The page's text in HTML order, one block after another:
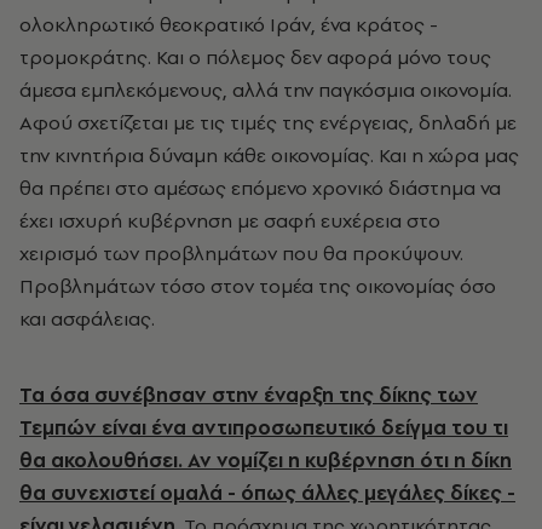
ολοκληρωτικό θεοκρατικό Ιράν, ένα κράτος -
τρομοκράτης. Και ο πόλεμος δεν αφορά μόνο τους
άμεσα εμπλεκόμενους, αλλά την παγκόσμια οικονομία.
Αφού σχετίζεται με τις τιμές της ενέργειας, δηλαδή με
την κινητήρια δύναμη κάθε οικονομίας. Και η χώρα μας
θα πρέπει στο αμέσως επόμενο χρονικό διάστημα να
έχει ισχυρή κυβέρνηση με σαφή ευχέρεια στο
χειρισμό των προβλημάτων που θα προκύψουν.
Προβλημάτων τόσο στον τομέα της οικονομίας όσο
και ασφάλειας.
Τα όσα συνέβησαν στην έναρξη της δίκης των
Τεμπών είναι ένα αντιπροσωπευτικό δείγμα του τι
θα ακολουθήσει. Αν νομίζει η κυβέρνηση ότι η δίκη
θα συνεχιστεί ομαλά - όπως άλλες μεγάλες δίκες -